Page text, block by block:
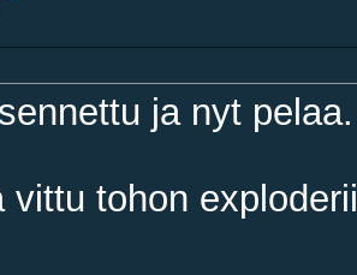
ja nyt pelaa.
vittu tohon